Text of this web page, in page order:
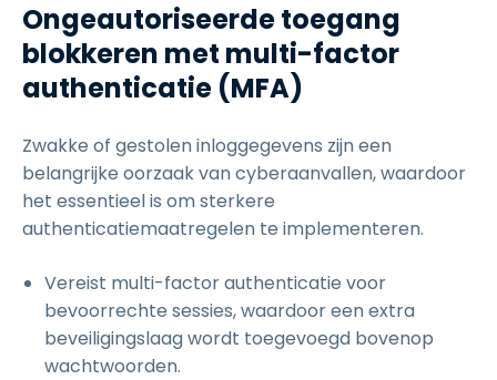
Ongeautoriseerde toegang
blokkeren met multi-factor
authenticatie (MFA)
Zwakke of gestolen inloggegevens zijn een
belangrijke oorzaak van cyberaanvallen, waardoor
het essentieel is om sterkere
authenticatiemaatregelen te implementeren.
Vereist multi-factor authenticatie voor
bevoorrechte sessies, waardoor een extra
beveiligingslaag wordt toegevoegd bovenop
wachtwoorden.